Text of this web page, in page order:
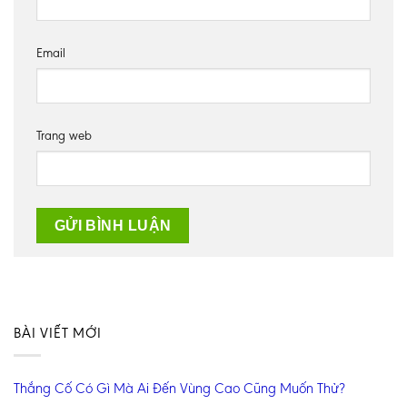
Email
Trang web
BÀI VIẾT MỚI
Thắng Cố Có Gì Mà Ai Đến Vùng Cao Cũng Muốn Thử?